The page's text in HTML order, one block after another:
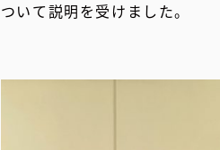
ついて説明を受けました。